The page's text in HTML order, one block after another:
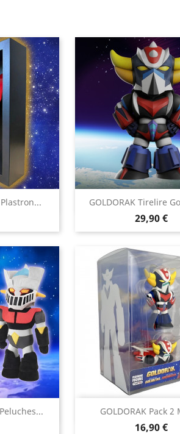
GOLDORAK Tirelire
Prix
29,90 €
Aperçu
GOLDORAK Pack 2
Prix
16,90 €
Aperçu